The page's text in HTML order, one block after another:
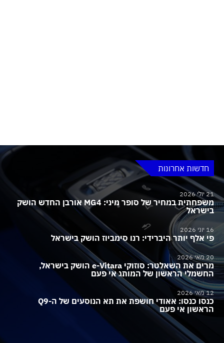
חדשות אחרונות
21 יולי 2026
משפחתית במחיר של סופר מיני: MG4 אורבן החדש הושק
בישראל
16 יוני 2026
פי אלף יותר היברידי: רנו סימביוז הושק בישראל
20 מאי 2026
מרים את השאלטר: סוזוקי e-Vitara הושק בישראל,
החשמלי הראשון של המותג אי פעם
12 מאי 2026
כנסו כנסו: אאודי חושפת את תא הנוסעים של ה-Q9
הראשון אי פעם